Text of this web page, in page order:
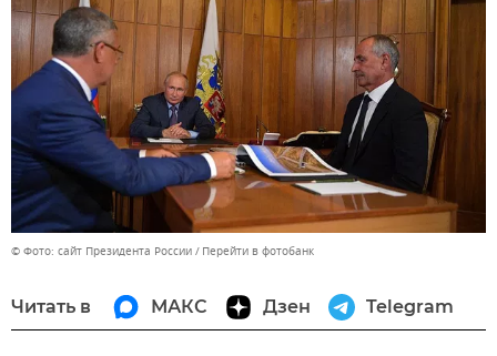
© Фото: сайт Президента России Перейти в фотобанк
Читать в МАКС Дзен Telegram